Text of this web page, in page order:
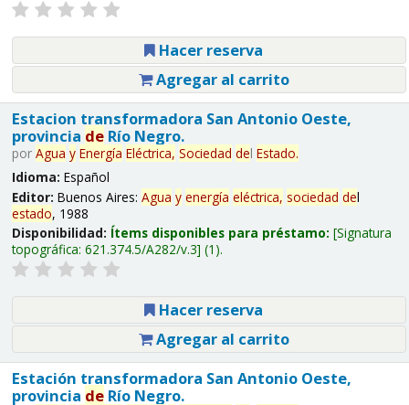
Hacer reserva
Agregar al carrito
Estacion transformadora San Antonio Oeste,
provincia deRío Negro.
por Agua y Energía Eléctrica, Sociedad del Estado.
Idioma: Español
Editor: Buenos Aires: Agua y energía eléctrica, sociedad del
estado, 1988
Disponibilidad: Ítems disponibles para préstamo: Signatura
topográfica: 621.374.5/A282/v.3 (1).
Hacer reserva
Agregar al carrito
Estación transformadora San Antonio Oeste,
provincia deRío Negro.